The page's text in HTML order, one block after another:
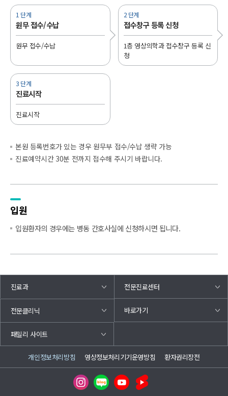
1 단계
원무 접수/수납
원무 접수/수납
2 단계
접수창구 등록 신청
1층 영상의학과 접수창구 등록 신
청
3 단계
진료시작
진료시작
본원 등록번호가 있는 경우 원무부 접수/수납 생략 가능
진료예약시간 30분 전까지 접수해 주시기 바랍니다.
입원
입원환자의 경우에는 병동 간호사실에 신청하시면 됩니다.
진료과 전문진료센터
전문클리닉 바로가기
패밀리 사이트
개인정보처리방침 영상정보처리기기운영방침 환자권리장전